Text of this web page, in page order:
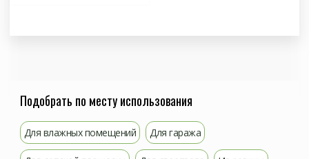
Подобрать по месту использования
Для влажных помещений Для гаража